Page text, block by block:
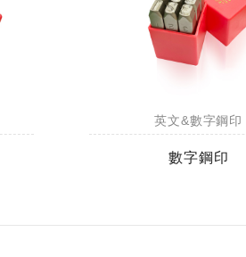
英文&數字鋼印
數字鋼印